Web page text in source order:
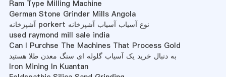
Ram Type Milling Machine
German Stone Grinder Mills Angola
آشپزخانه porkert نوع آسیاب آسیاب آشپزخانه
used raymond mill sale india
Can I Purchse The Machines That Process Gold
به دنبال خرید یک آسیاب گلوله ای سنگ معدن طلا هستید
Iron Mining In Kuantan